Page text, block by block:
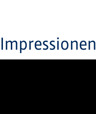
Impressionen